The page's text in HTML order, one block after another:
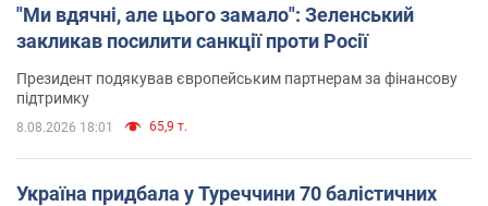
"Ми вдячні, але цього замало": Зеленський
закликав посилити санкції проти Росії
Президент подякував європейським партнерам за фінансову
підтримку
8.08.2026 18:01 65,9 т.
Україна придбала у Туреччини 70 балістичних